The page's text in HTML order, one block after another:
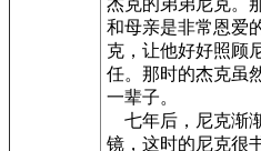
杰克的弟弟尼克。
和母亲是非常恩爱
克，让他好好照顾
任。那时的杰克虽
一辈子。
七年后，尼克渐
镜，这时的尼克很